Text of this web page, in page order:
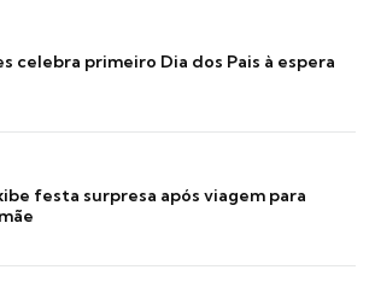
celebra primeiro Dia dos Pais à espera
festa surpresa após viagem para